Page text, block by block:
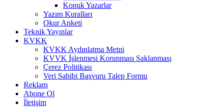
Konuk Yazarlar
Yazım Kuralları
Okur Anketi
Teknik Yayınlar
KVKK
KVKK Aydınlatma Metni
KVVK İşlenmesi Korunması Saklanması
Çerez Politikası
Veri Sahibi Başvuru Talep Formu
Reklam
Abone Ol
İletişim